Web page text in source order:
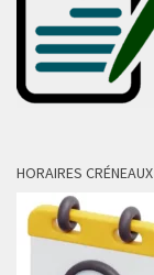
HORAIRES CRÉNEAUX